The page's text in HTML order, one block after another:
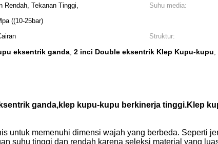
Rendah, Tekanan Tinggi,
((10-25bar)
Suhu media:
Struktur:
eksentrik ganda, 2 inci Double eksentrik Klep Kupu-kupu,
ganda,klep kupu-kupu berkinerja tinggi.Klep
untuk memenuhi dimensi wajah yang berbeda. Seperti
suhu tinggi dan rendah karena seleksi material yang